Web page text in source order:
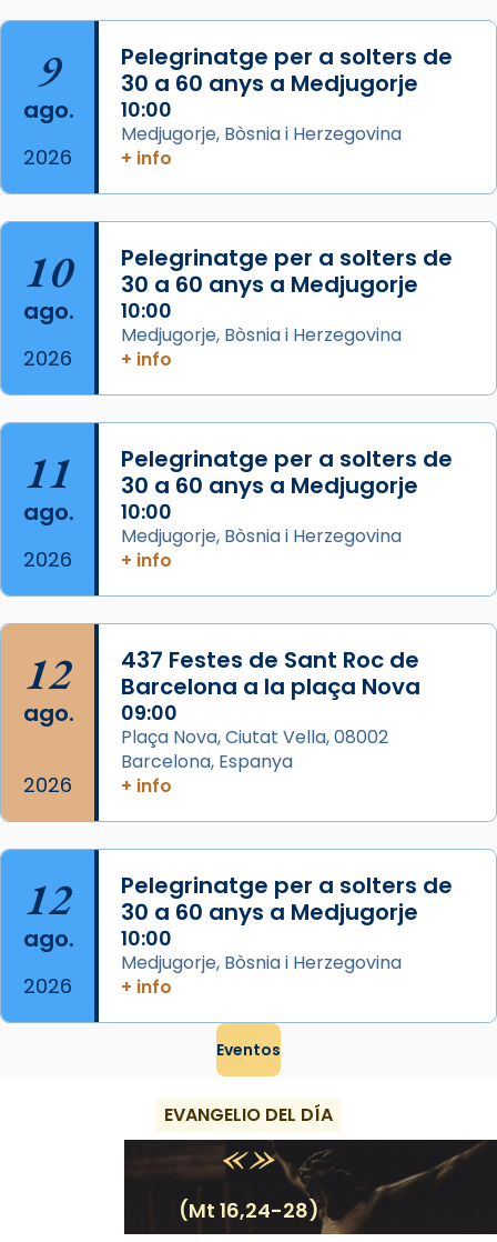
L’arquebisbe de Barcelona, el cardenal Joan
Josep Omella, ha presidit la missa i l’ha
concelebrat el bisbe auxiliar de Barcelona,
Mons. David Abadías.
📸 Dr. G. Simón
Foto
Arquebisbat de Barcelona
2 weeks ago
Memòria de les santes Juliana i
Acompanyant la història de sant Cugat, a
partir de l’Edat Mitjana sorgeix la tradició
que les santes Juliana (“relatiu a Júlia”) i
Semproniana (“relatiu a Semprònia =
eterna”) són deixebles seves. I l’any 1667, el
frare Joan Gaspar Roig, afirma en una obra
que les santes són filles de l’antiga Iluro.
Mataró en reivindicarà les relíq
Foto
View on Facebook · Share
9
ago.
2026
Pelegrinatge per a solters de
30 a 60 anys a Medjugorje
10:00
Medjugorje, Bòsnia i Herzegovina
+ info
10
ago.
2026
Pelegrinatge per a solters de
30 a 60 anys a Medjugorje
10:00
Medjugorje, Bòsnia i Herzegovina
+ info
11
ago.
2026
Pelegrinatge per a solters de
30 a 60 anys a Medjugorje
10:00
Medjugorje, Bòsnia i Herzegovina
+ info
12
ago.
2026
437 Festes de Sant Roc de
Barcelona a la plaça Nova
09:00
Plaça Nova, Ciutat Vella, 08002
Barcelona, Espanya
+ info
12
ago.
2026
Pelegrinatge per a solters de
30 a 60 anys a Medjugorje
10:00
Medjugorje, Bòsnia i Herzegovina
+ info
Eventos
EVANGELIO DEL DÍA
(Mt 16,24-28)